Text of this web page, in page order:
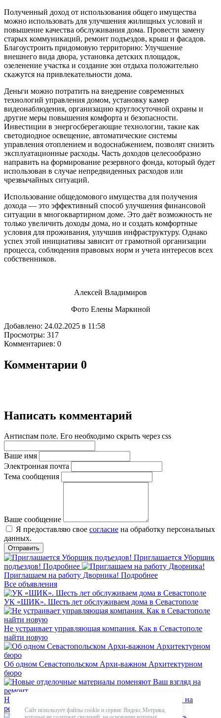
Полученный доход от использования общего имущества
можно использовать для улучшения жилищных условий и
повышение качества обслуживания дома. Провести замену
старых коммуникаций, ремонт подъездов, крыш и фасадов.
Благоустроить придомовую территорию: Улучшение
внешнего вида двора, установка детских площадок,
озеленение участка и создание зон отдыха положительно
скажутся на привлекательности дома.
Деньги можно потратить на внедрение современных
технологий управления домом, установку камер
видеонаблюдения, организацию круглосуточной охраны и
другие меры повышения комфорта и безопасности.
Инвестиции в энергосберегающие технологии, такие как
светодиодное освещение, автоматические системы
управления отоплением и водоснабжением, позволят снизить
эксплуатационные расходы. Часть доходов целесообразно
направить на формирование резервного фонда, который будет
использован в случае непредвиденных расходов или
чрезвычайных ситуаций.
Использование общедомового имущества для получения
дохода — это эффективный способ улучшения финансовой
ситуации в многоквартирном доме. Это даёт возможность не
только увеличить доходы дома, но и создать комфортные
условия для проживания, улучшив инфраструктуру. Однако
успех этой инициативы зависит от грамотной организации
процесса, соблюдения правовых норм и учета интересов всех
собственников.
Алексей Владимиров
Фото Елены Маркиной
Добавлено: 24.02.2025 в 11:58
Просмотры: 317
Комментариев: 0
Комментарии 0
Написать комментарий
Антиспам поле. Его необходимо скрыть через css
Ваше имя
Электронная почта
Тема сообщения
Ваше сообщение
Я предоставляю свое согласие на обработку персональных
данных.
Приглашается Уборщик
подъездов! Подробнее
Приглашаем на работу Дворника! Подробнее
Все объявления
УК «ШИК». Шесть лет обслуживаем дома в Севастополе
Не устраивает управляющая компания. Как в Севастополе
найти новую
Об одном Севастопольском Архи-важном Архитектурном
бюро
Новые отделочные материалы поменяют Ваш взгляд на
ремонтСайт использует файлы cookie и сервис Яндекс.Метрика,